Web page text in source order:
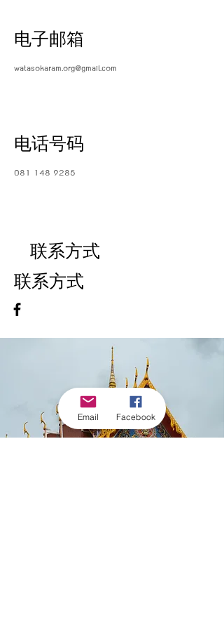
电子邮箱
watasokaram.org@gmail.com
电话号码
081-148-9285
联系方式
联系方式
Email Facebook